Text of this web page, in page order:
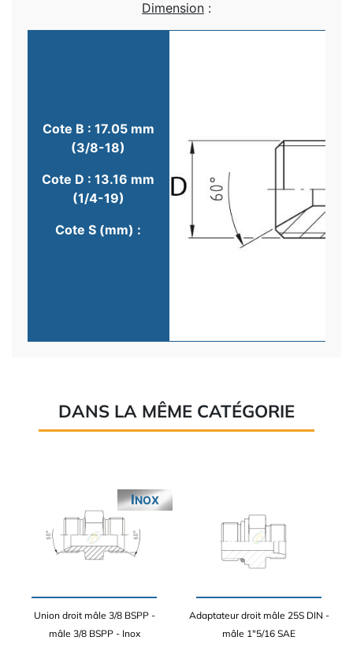
Dimension :
Cote B : 17.05 mm
(3/8-18)
Cote D : 13.16 mm
(1/4-19)
Cote S (mm) :
DANS LA MÊME CATÉGORIE
Union droit mâle 3/8 BSPP -
mâle 3/8 BSPP - Inox
INOX
Adaptateur droit mâle 25S DIN -
mâle 1"5/16 SAE